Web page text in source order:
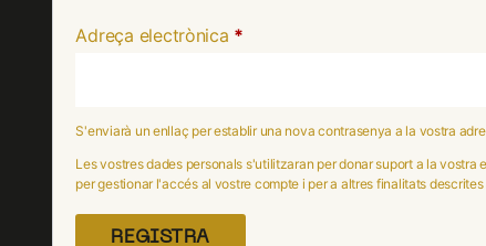
Adreça electrònica *
S'enviarà un enllaç per establir una nova contrasenya a la vostra
Les vostres dades personals s'utilitzaran per donar suport a la vostra
per gestionar l'accés al vostre compte i per a altres finalitats descrites
REGISTRA